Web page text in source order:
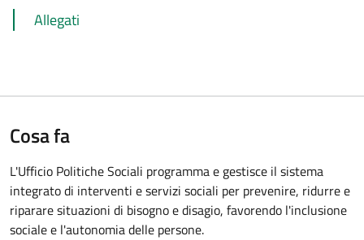
Allegati
Cosa fa
L'Ufficio Politiche Sociali programma e gestisce il sistema
integrato di interventi e servizi sociali per prevenire, ridurre e
riparare situazioni di bisogno e disagio, favorendo l'inclusione
sociale e l'autonomia delle persone.